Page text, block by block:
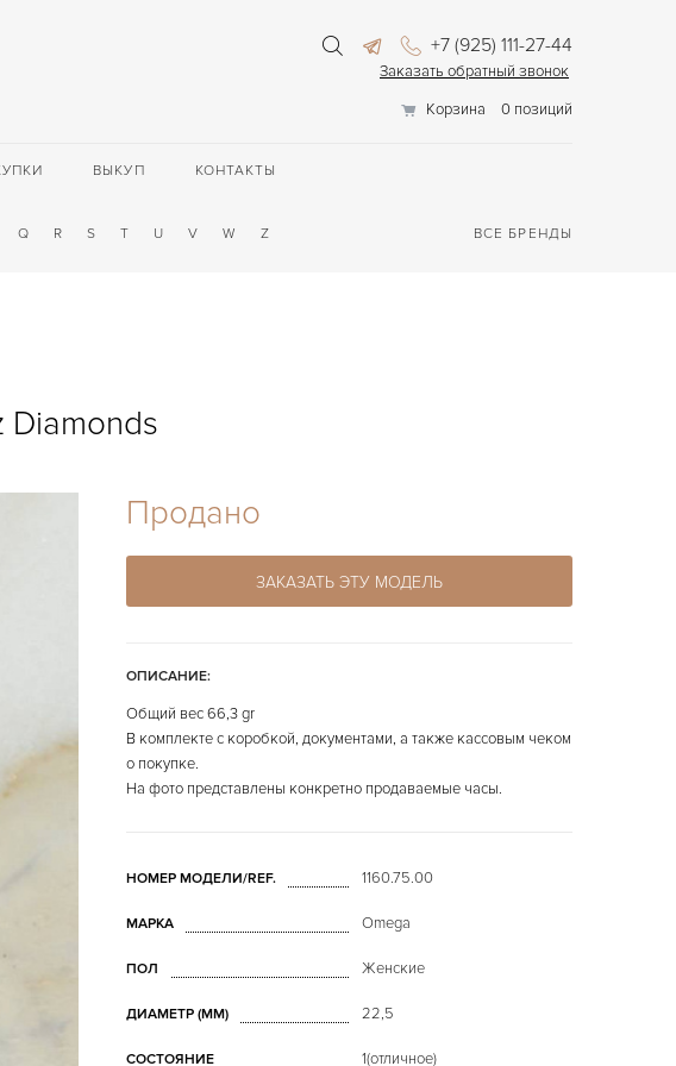
+7 (925) 111-27-44
Заказать обратный звонок
Корзина
0 позиций
ВЫКУП КОНТАКТЫ
Q R S T U V W Z ВСЕ БРЕНДЫ
Diamonds
Продано
ЗАКАЗАТЬ ЭТУ МОДЕЛЬ
ОПИСАНИЕ:
Общий вес 66,3 gr
В комплекте с коробкой, документами, а также кассовым чеком
о покупке.
На фото представлены конкретно продаваемые часы.
НОМЕР МОДЕЛИ/REF. 1160.75.00
МАРКА Omega
ПОЛ Женские
ДИАМЕТР (MM) 22,5
СОСТОЯНИЕ 1(отличное)